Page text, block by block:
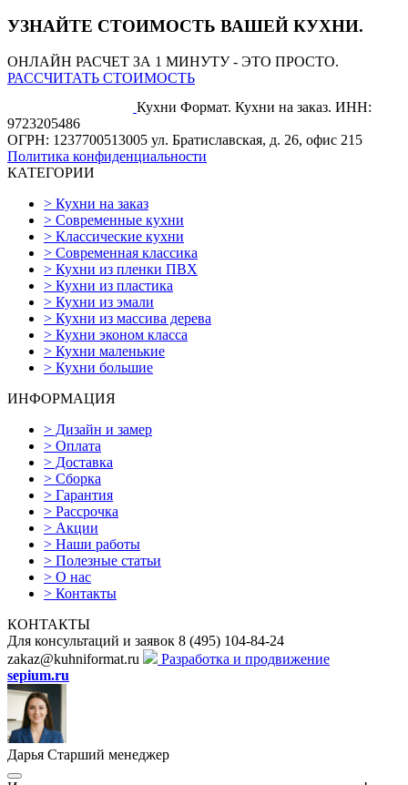
УЗНАЙТЕ СТОИМОСТЬ ВАШЕЙ КУХНИ.
ОНЛАЙН РАСЧЕТ ЗА 1 МИНУТУ - ЭТО ПРОСТО.
РАССЧИТАТЬ СТОИМОСТЬ
Кухни Формат. Кухни на заказ. ИНН:
9723205486
ОГРН: 1237700513005 ул. Братиславская, д. 26, офис 215
Политика конфиденциальности
КАТЕГОРИИ
> Кухни на заказ
> Современные кухни
> Классические кухни
> Современная классика
> Кухни из пленки ПВХ
> Кухни из пластика
> Кухни из эмали
> Кухни из массива дерева
> Кухни эконом класса
> Кухни маленькие
> Кухни большие
ИНФОРМАЦИЯ
> Дизайн и замер
> Оплата
> Доставка
> Сборка
> Гарантия
> Рассрочка
> Акции
> Наши работы
> Полезные статьи
> О нас
> Контакты
КОНТАКТЫ
Для консультаций и заявок 8 (495) 104-84-24
zakaz@kuhniformat.ru
Разработка и продвижение
sepium.ru
Дарья Старший менеджер